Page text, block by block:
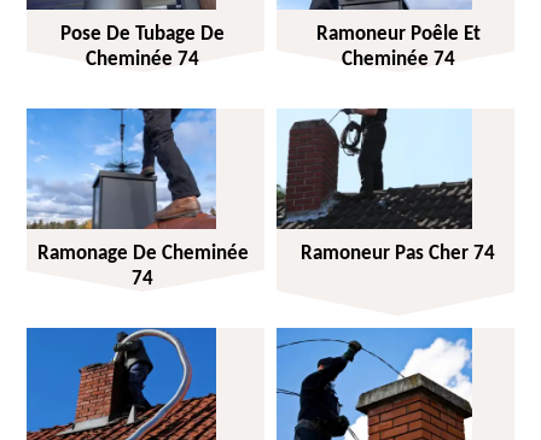
Pose De Tubage De
Cheminée 74
Ramoneur Poêle Et
Cheminée 74
Ramonage De Cheminée
74
Ramoneur Pas Cher 74